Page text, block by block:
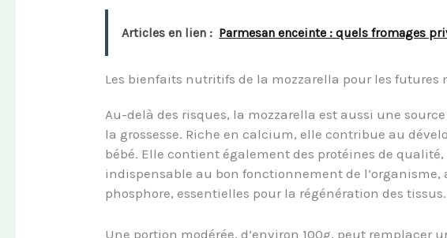
Articles en lien : Parmesan enceinte : quels fromages
Les bienfaits nutritifs de la mozzarella pour les futures
Au-delà des risques, la mozzarella est aussi une
la grossesse. Riche en calcium, elle contribue au
bébé. Elle contient également des protéines de qualité,
indispensable au bon fonctionnement de l’organisme,
phosphore, essentielles pour la régénération des tissus.
Une portion modérée, d’environ 100g, peut remplacer